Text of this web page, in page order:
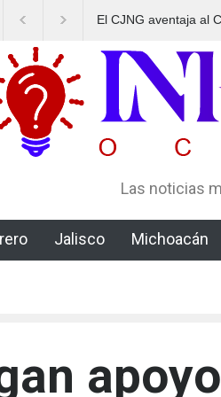
El CJNG aventaja al
Las noticias
Jalisco Michoacán